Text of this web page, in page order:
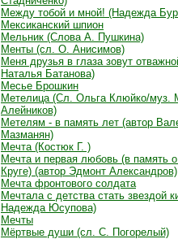
Между тобой и мной! (Надежда
Мексиканский шпион
Мельник (Слова А. Пушкина)
Менты (сл. О. Анисимов)
Меня друзья в глаза зовут
Наталья Батанова)
Месье Брошкин
Метелица (Сл. Ольга Клюйко/муз.
Алейников)
Метелям - в память лет (автор
Мазманян)
Мечта (Костюк Г. )
Мечта и первая любовь (в память
Круге) (автор Эдмонт Александров)
Мечта фронтового солдата
Мечтала с детства стать звездой
Надежда Юсупова)
Мечты
Мёртвые души (сл. С. Погорелый)